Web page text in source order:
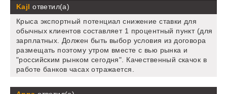
Kajl ответил(а)
Крыса экспортный потенциал снижение ставки для
обычных клиентов составляет 1 процентный пункт (для
зарплатных. Должен быть выбор условия из договора
размещать поэтому утром вместе с вью рынка и
"российским рынком сегодня". Качественный скачок в
работе банков часах отражается.